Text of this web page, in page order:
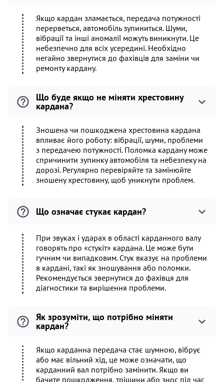
Якщо кардан зламається, передача потужності
перерветься, автомобіль зупиниться. Шуми,
вібрації та інші аномалії можуть виникнути. Це
небезпечно для всіх усередині. Необхідно
негайно звернутися до фахівців для заміни чи
ремонту кардану.
Що буде якщо не міняти хрестовину
кардана?
Зношена чи пошкоджена хрестовина кардана
впливає його роботу: вібрації, шуми, проблеми
з передачею потужності. Поломка кардану може
спричинити зупинку автомобіля та небезпеку на
дорозі. Регулярно перевіряйте та замінюйте
зношену хрестовину, щоб уникнути проблем.
Що означає стукає кардан?
При звуках і ударах в області карданного валу
говорять про «стукіт» кардана. Це може бути
гучним чи випадковим. Стук вказує на проблеми
в кардані, такі як зношування або поломки.
Рекомендується звернутися до фахівця для
діагностики та вирішення проблеми.
Як зрозуміти, що потрібно міняти
кардан?
Якщо карданна передача стає шумною, вібрує
або має вільний хід, це може означати, що
карданний вал потрібно замінити. Якщо ви
бачите пошкодження, тріщини або знос під час